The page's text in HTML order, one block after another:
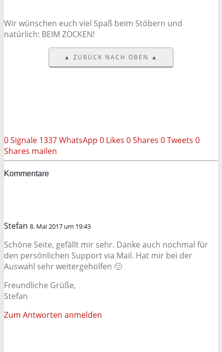
Wir wünschen euch viel Spaß beim Stöbern und
natürlich: BEIM ZOCKEN!
▲ ZURÜCK NACH OBEN ▲
0Signale 1337WhatsApp 0 Likes 0Shares 0Tweets 0
Shares mailen
Kommentare
Stefan 8. Mai 2017 um 19:43
Schöne Seite, gefällt mir sehr. Danke auch nochmal für
den persönlichen Support via Mail. Hat mir bei der
Auswahl sehr weitergeholfen 🙂
Freundliche Grüße,
Stefan
Zum Antworten anmelden